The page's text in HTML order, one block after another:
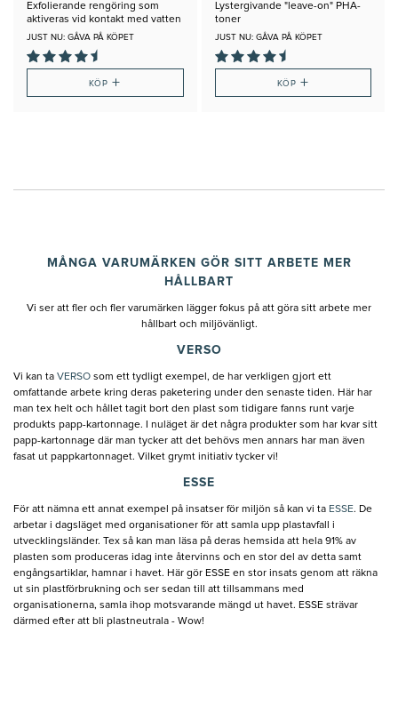
Exfolierande rengöring som
aktiveras vid kontakt med vatten
JUST NU: GÅVA PÅ KÖPET
KÖP+
Lystergivande "leave-on" PHA-
toner
JUST NU: GÅVA PÅ KÖPET
KÖP +
MÅNGA VARUMÄRKEN GÖR SITT ARBETE MER
HÅLLBART
Vi ser att fler och fler varumärken lägger fokus på att göra sitt arbete mer
hållbart och miljövänligt.
VERSO
Vi kan ta VERSO som ett tydligt exempel, de har verkligen gjort ett
omfattande arbete kring deras paketering under den senaste tiden. Här har
man tex helt och hållet tagit bort den plast som tidigare fanns runt varje
produkts papp-kartonnage. I nuläget är det några produkter som har kvar sitt
papp-kartonnage där man tycker att det behövs men annars har man även
fasat ut pappkartonnaget. Vilket grymt initiativ tycker vi!
ESSE
För att nämna ett annat exempel på insatser för miljön så kan vi ta ESSE. De
arbetar i dagsläget med organisationer för att samla upp plastavfall i
utvecklingsländer. Tex så kan man läsa på deras hemsida att hela 91% av
plasten som produceras idag inte återvinns och en stor del av detta samt
engångsartiklar, hamnar i havet. Här gör ESSE en stor insats genom att räkna
ut sin plastförbrukning och ser sedan till att tillsammans med
organisationerna, samla ihop motsvarande mängd ut havet. ESSE strävar
därmed efter att bli plastneutrala - Wow!